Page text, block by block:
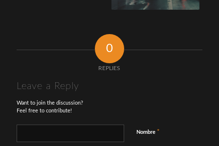
0
REPLIES
Leave a Reply
Want to join the discussion?
Feel free to contribute!
Nombre *